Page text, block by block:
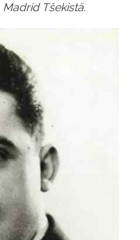
Madrid Tšekistä.